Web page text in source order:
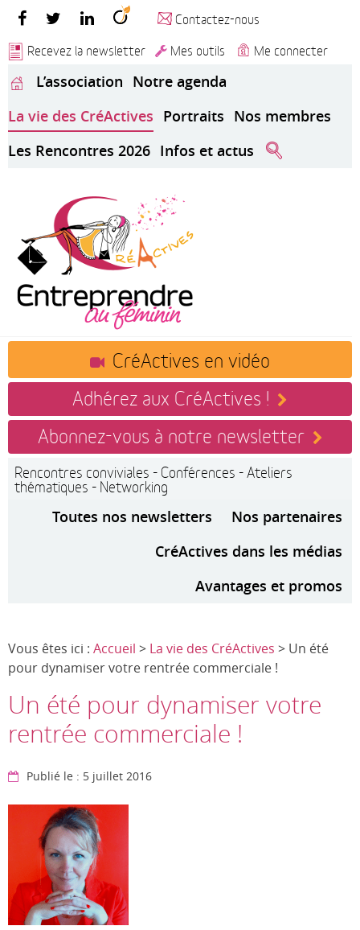
Contactez-nous
Recevez la newsletter
Mes outils Me connecter
L’association Notre agenda
La vie des CréActives Portraits Nos membres
Les Rencontres 2026 Infos et actus
CréActives en vidéo
Adhérez aux CréActives !
Abonnez-vous à notre newsletter
Rencontres conviviales - Conférences - Ateliers
thématiques - Networking
Toutes nos newsletters
Nos partenaires
CréActives dans les médias
Avantages et promos
Vous êtes ici : Accueil > La vie des CréActives > Un été
pour dynamiser votre rentrée commerciale !
Un été pour dynamiser votre
rentrée commerciale !
Publié le : 5 juillet 2016